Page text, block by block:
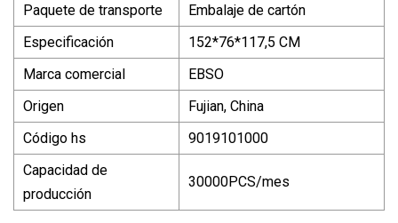
Paquete de transporte
Embalaje de cartón
Especificación
152*76*117,5 CM
Marca comercial
EBSO
Origen
Fujian, China
Código hs
9019101000
Capacidad de
producción
30000PCS/mes